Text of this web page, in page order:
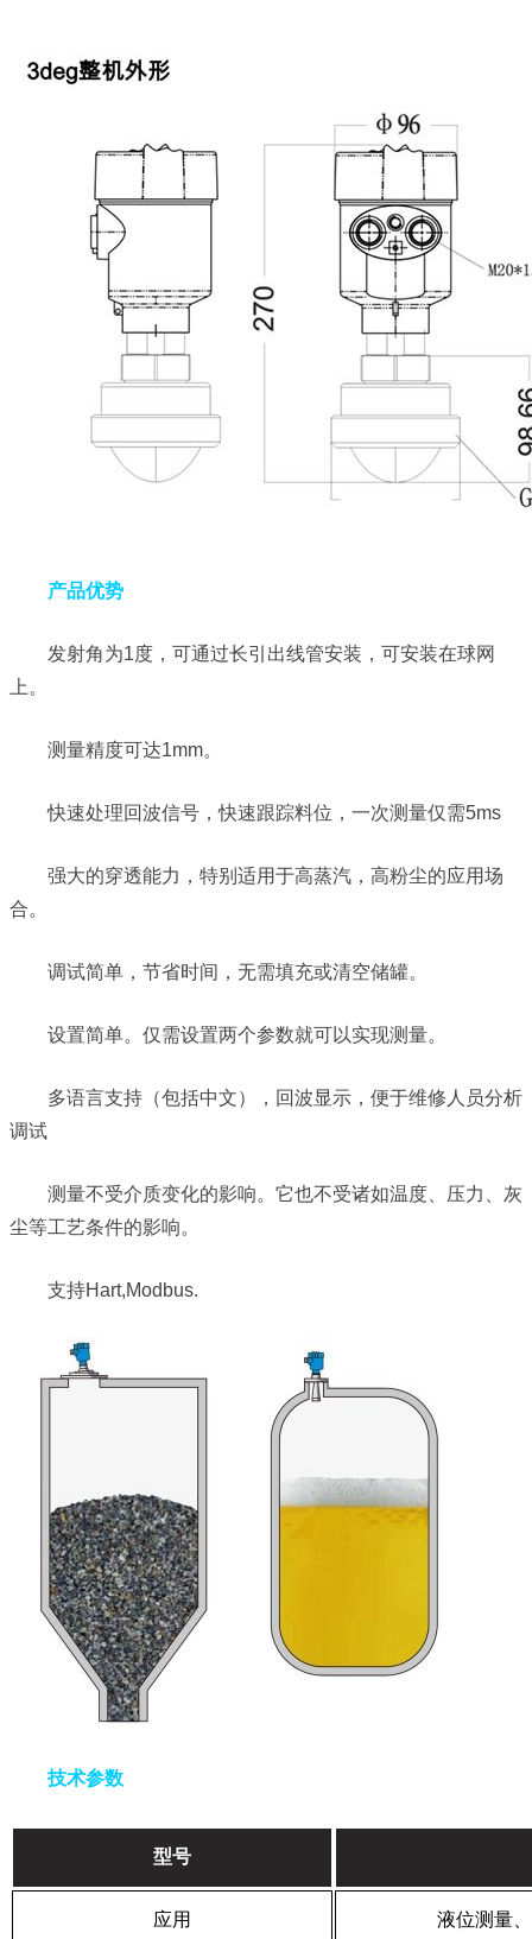
产品优势
发射角为1度，可通过长引出线管安装，可安装在球网
上。
测量精度可达1mm。
快速处理回波信号，快速跟踪料位，一次测量仅需5ms
强大的穿透能力，特别适用于高蒸汽，高粉尘的应用场
合。
调试简单，节省时间，无需填充或清空储罐。
设置简单。仅需设置两个参数就可以实现测量。
多语言支持（包括中文），回波显示，便于维修人员分析
调试
测量不受介质变化的影响。它也不受诸如温度、压力、灰
尘等工艺条件的影响。
支持Hart,Modbus.
技术参数
型号
应用 液位测量